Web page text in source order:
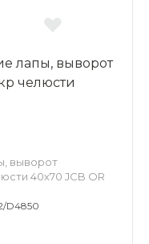
лапы, выворот
челюсти
выворот
40х70 JCB OR
D4850